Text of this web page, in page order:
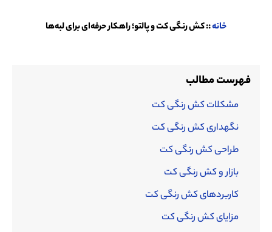
خانه::کش رنگی کت و پالتو؛ راهکار حرفه‌ای برای لبه‌ها
فهرست مطالب
مشکلات کش رنگی کت
نگهداری کش رنگی کت
طراحی کش رنگی کت
بازار و کش رنگی کت
کاربردهای کش رنگی کت
مزایای کش رنگی کت